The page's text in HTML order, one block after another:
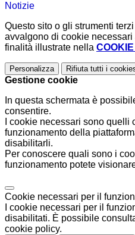
Notizie
Questo sito o gli strumenti
avvalgono di cookie
finalità illustrate nella
Personalizza Rifiuta tutti i
Gestione cookie
In questa schermata è
consentire.
I cookie necessari sono quelli
funzionamento della
disabilitarli.
Per conoscere quali sono i
funzionamento potete
Cookie necessari per il
I cookie necessari per il
disabilitati. È possibile
cookie policy.